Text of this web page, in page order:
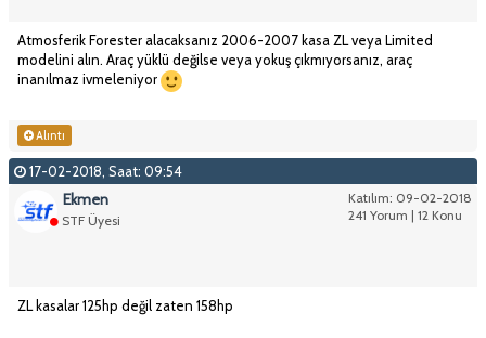
Atmosferik Forester alacaksanız 2006-2007 kasa ZL veya Limited
modelini alın. Araç yüklü değilse veya yokuş çıkmıyorsanız, araç
inanılmaz ivmeleniyor
Alıntı
17-02-2018, Saat: 09:54
Katılım: 09-02-2018
241 Yorum | 12 Konu
Ekmen
STF Üyesi
ZL kasalar 125hp değil zaten 158hp